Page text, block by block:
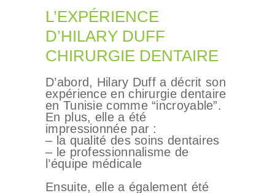
L’EXPÉRIENCE
D’HILARY DUFF
CHIRURGIE DENTAIRE
D’abord, Hilary Duff a décrit son
expérience en chirurgie dentaire
en Tunisie comme “incroyable”.
En plus, elle a été
impressionnée par :
– la qualité des soins dentaires
– le professionnalisme de
l’équipe médicale
Ensuite, elle a également été